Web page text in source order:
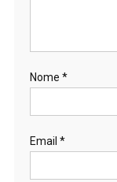
Nome *
Email *